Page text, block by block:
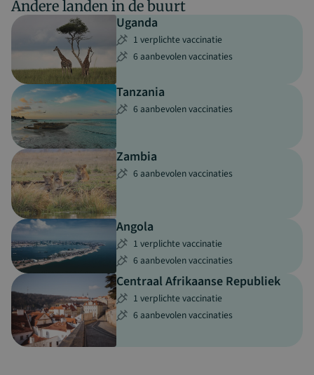
Andere landen in de buurt
Uganda
1 verplichte vaccinatie
6 aanbevolen vaccinaties
Tanzania
6 aanbevolen vaccinaties
Zambia
6 aanbevolen vaccinaties
Angola
1 verplichte vaccinatie
6 aanbevolen vaccinaties
Centraal Afrikaanse Republiek
1 verplichte vaccinatie
6 aanbevolen vaccinaties